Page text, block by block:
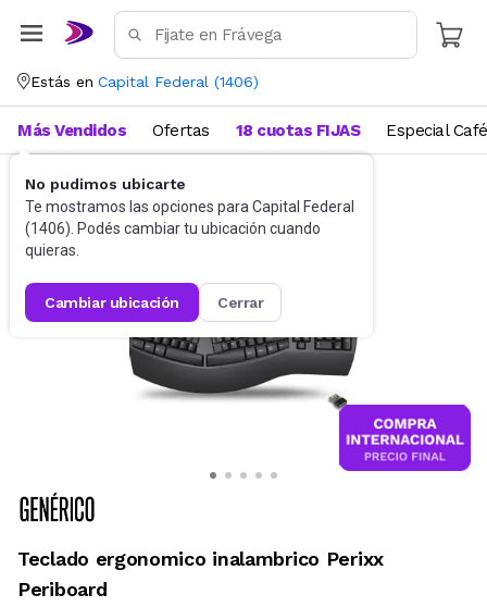
Estás en Capital Federal (1406)
No pudimos ubicarte
Te mostramos las opciones para Capital Federal
(1406). Podés cambiar tu ubicación cuando
quieras.
cambiar ubicación cerrar
Más Vendidos Ofertas 18 cuotas FIJAS Especial Café
Accesorios de Informática
Teclado ergonomico inalambrico Perixx
Periboard